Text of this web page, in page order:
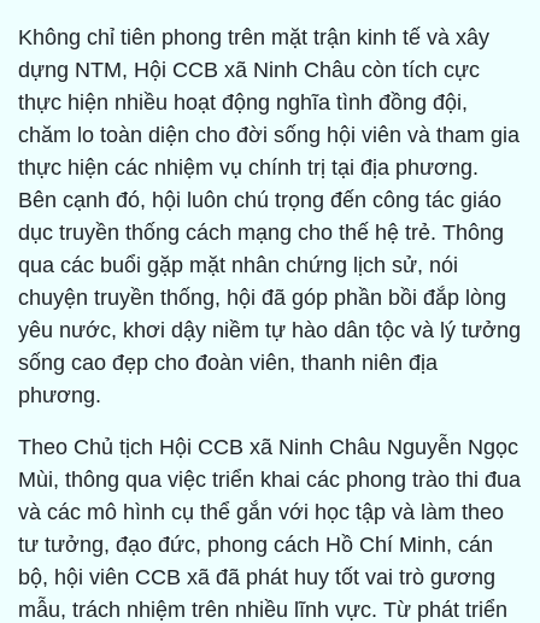
Không chỉ tiên phong trên mặt trận kinh tế và xây
dựng NTM, Hội CCB xã Ninh Châu còn tích cực
thực hiện nhiều hoạt động nghĩa tình đồng đội,
chăm lo toàn diện cho đời sống hội viên và tham gia
thực hiện các nhiệm vụ chính trị tại địa phương.
Bên cạnh đó, hội luôn chú trọng đến công tác giáo
dục truyền thống cách mạng cho thế hệ trẻ. Thông
qua các buổi gặp mặt nhân chứng lịch sử, nói
chuyện truyền thống, hội đã góp phần bồi đắp lòng
yêu nước, khơi dậy niềm tự hào dân tộc và lý tưởng
sống cao đẹp cho đoàn viên, thanh niên địa
phương.
Theo Chủ tịch Hội CCB xã Ninh Châu Nguyễn Ngọc
Mùi, thông qua việc triển khai các phong trào thi đua
và các mô hình cụ thể gắn với học tập và làm theo
tư tưởng, đạo đức, phong cách Hồ Chí Minh, cán
bộ, hội viên CCB xã đã phát huy tốt vai trò gương
mẫu, trách nhiệm trên nhiều lĩnh vực. Từ phát triển